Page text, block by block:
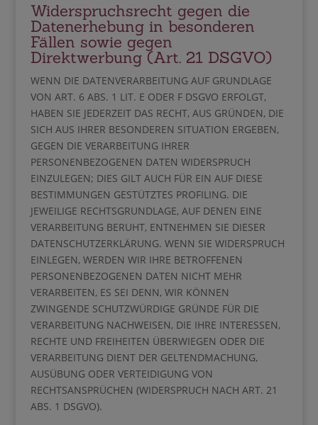
Widerspruchsrecht gegen die
Datenerhebung in besonderen
Fällen sowie gegen
Direktwerbung (Art. 21 DSGVO)
WENN DIE DATENVERARBEITUNG AUF GRUNDLAGE
VON ART. 6 ABS. 1 LIT. E ODER F DSGVO ERFOLGT,
HABEN SIE JEDERZEIT DAS RECHT, AUS GRÜNDEN, DIE
SICH AUS IHRER BESONDEREN SITUATION ERGEBEN,
GEGEN DIE VERARBEITUNG IHRER
PERSONENBEZOGENEN DATEN WIDERSPRUCH
EINZULEGEN; DIES GILT AUCH FÜR EIN AUF DIESE
BESTIMMUNGEN GESTÜTZTES PROFILING. DIE
JEWEILIGE RECHTSGRUNDLAGE, AUF DENEN EINE
VERARBEITUNG BERUHT, ENTNEHMEN SIE DIESER
DATENSCHUTZERKLÄRUNG. WENN SIE WIDERSPRUCH
EINLEGEN, WERDEN WIR IHRE BETROFFENEN
PERSONENBEZOGENEN DATEN NICHT MEHR
VERARBEITEN, ES SEI DENN, WIR KÖNNEN
ZWINGENDE SCHUTZWÜRDIGE GRÜNDE FÜR DIE
VERARBEITUNG NACHWEISEN, DIE IHRE INTERESSEN,
RECHTE UND FREIHEITEN ÜBERWIEGEN ODER DIE
VERARBEITUNG DIENT DER GELTENDMACHUNG,
AUSÜBUNG ODER VERTEIDIGUNG VON
RECHTSANSPRÜCHEN (WIDERSPRUCH NACH ART. 21
ABS. 1 DSGVO).